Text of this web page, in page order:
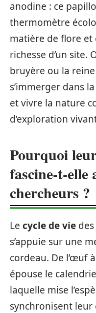
anodine : ce
thermomètre
matière de flore et
richesse d’un site.
bruyère ou la reine
s’immerger dans
et vivre la nature
d’exploration
Pourquoi
fascine-t-elle
chercheurs ?
Le cycle de vie
s’appuie sur une
cordeau. De l’œuf
épouse le
laquelle mise
synchronisent leur